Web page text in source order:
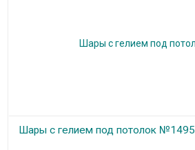
Шары с гелием под потолок №1495